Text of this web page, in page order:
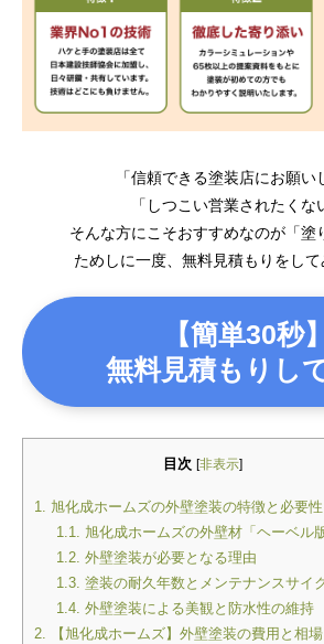
「信頼できる塗装店にお願い
「しつこい営業されたくな
そんな方にこそおすすめなのが「塗
ためしに一度、無料見積もりをし
【簡単30秒】
無料見積もりし
目次 [非表示]
1.
旭化成ホームズの外壁塗装の特徴と必要性
1.1.
旭化成ホームズの外壁材「ヘーベル
1.2. 外壁塗装が必要となる理由
1.3. 塗装の耐久年数とメンテナンスサイ
1.4. 外壁塗装による美観と防水性の維持
2.
【旭化成ホームズ】外壁塗装の費用と相場